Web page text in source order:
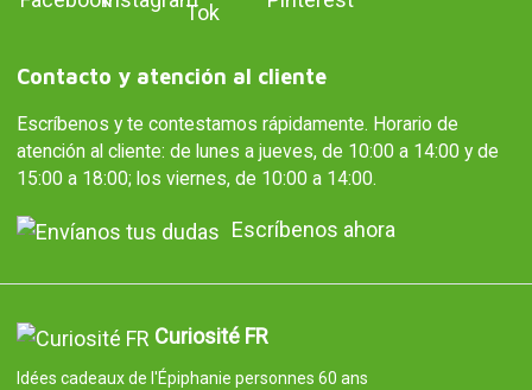
Contacto y atención al cliente
Escríbenos y te contestamos rápidamente. Horario de
atención al cliente: de lunes a jueves, de 10:00 a 14:00 y de
15:00 a 18:00; los viernes, de 10:00 a 14:00.
Escríbenos ahora
Curiosité FR
Idées cadeaux de l'Épiphanie personnes 60 ans